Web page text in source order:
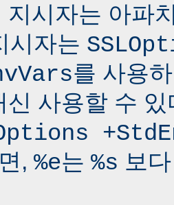
지시자는 아파
시자는
를 사용
신 사용할 수
, %e는 %s 보